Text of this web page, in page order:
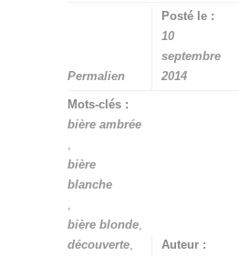
Permalien
Posté le :
10
septembre
2014
Mots-clés :
bière ambrée
bière
blanche
bière blonde
découverte
Auteur :